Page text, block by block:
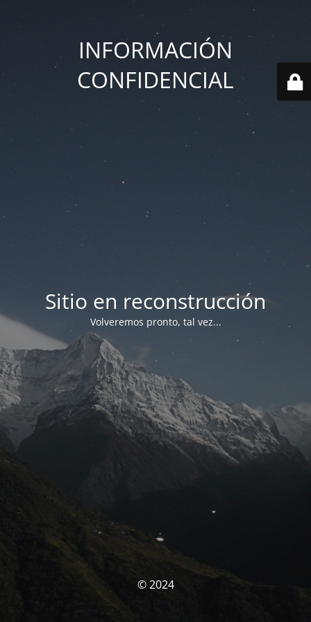
INFORMACIÓN
CONFIDENCIAL
Sitio en reconstrucción
Volveremos pronto, tal vez...
© 2024